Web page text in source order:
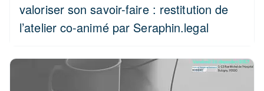
valoriser son savoir-faire : restitution de
l’atelier co-animé par Seraphin.legal